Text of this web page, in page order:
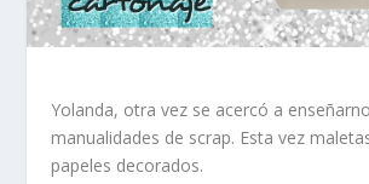
Yolanda, otra vez se acercó a
manualidades de scrap. Esta vez
papeles decorados.